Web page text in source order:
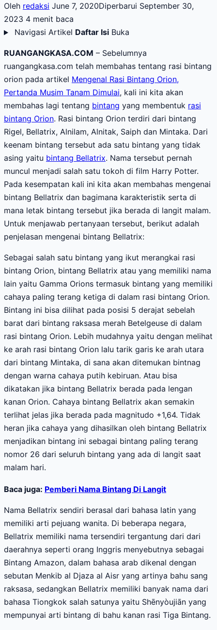
Oleh redaksi June 7, 2020Diperbarui September 30,
2023 4 menit baca
Navigasi Artikel Daftar Isi Buka
RUANGANGKASA.COM – Sebelumnya
ruangangkasa.com telah membahas tentang rasi bintang
orion pada artikel Mengenal Rasi Bintang Orion,
Pertanda Musim Tanam Dimulai, kali ini kita akan
membahas lagi tentang bintang yang membentuk rasi
bintang Orion. Rasi bintang Orion terdiri dari bintang
Rigel, Bellatrix, Alnilam, Alnitak, Saiph dan Mintaka. Dari
keenam bintang tersebut ada satu bintang yang tidak
asing yaitu bintang Bellatrix. Nama tersebut pernah
muncul menjadi salah satu tokoh di film Harry Potter.
Pada kesempatan kali ini kita akan membahas mengenai
bintang Bellatrix dan bagimana karakteristik serta di
mana letak bintang tersebut jika berada di langit malam.
Untuk menjawab pertanyaan tersebut, berikut adalah
penjelasan mengenai bintang Bellatrix:
Sebagai salah satu bintang yang ikut merangkai rasi
bintang Orion, bintang Bellatrix atau yang memiliki nama
lain yaitu Gamma Orions termasuk bintang yang memiliki
cahaya paling terang ketiga di dalam rasi bintang Orion.
Bintang ini bisa dilihat pada posisi 5 derajat sebelah
barat dari bintang raksasa merah Betelgeuse di dalam
rasi bintang Orion. Lebih mudahnya yaitu dengan melihat
ke arah rasi bintang Orion lalu tarik garis ke arah utara
dari bintang Mintaka, di sana akan ditemukan bintnag
dengan warna cahaya putih kebiruan. Atau bisa
dikatakan jika bintang Bellatrix berada pada lengan
kanan Orion. Cahaya bintang Bellatrix akan semakin
terlihat jelas jika berada pada magnitudo +1,64. Tidak
heran jika cahaya yang dihasilkan oleh bintang Bellatrix
menjadikan bintang ini sebagai bintang paling terang
nomor 26 dari seluruh bintang yang ada di langit saat
malam hari.
Baca juga: Pemberi Nama Bintang Di Langit
Nama Bellatrix sendiri berasal dari bahasa latin yang
memiliki arti pejuang wanita. Di beberapa negara,
Bellatrix memiliki nama tersendiri tergantung dari dari
daerahnya seperti orang Inggris menyebutnya sebagai
Bintang Amazon, dalam bahasa arab dikenal dengan
sebutan Menkib al Djaza al Aisr yang artinya bahu sang
raksasa, sedangkan Bellatrix memiliki banyak nama dari
bahasa Tiongkok salah satunya yaitu Shēnyòujiān yang
mempunyai arti bintang di bahu kanan rasi Tiga Bintang.